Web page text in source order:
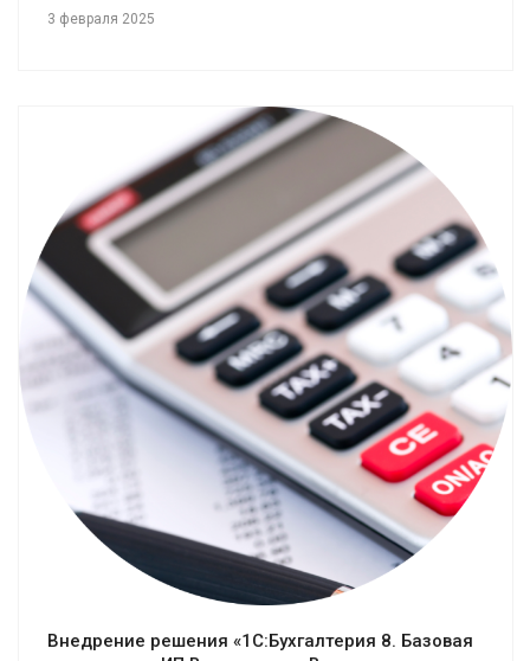
3 февраля 2025
Смотреть проект
Внедрение решения «1С:Бухгалтерия 8. Базовая